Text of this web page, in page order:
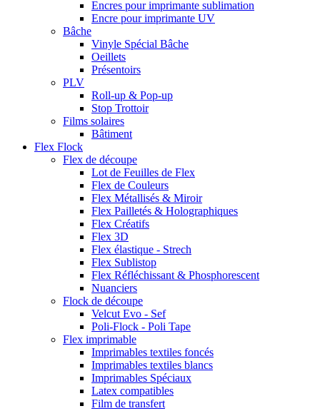
Encres pour imprimante sublimation
Encre pour imprimante UV
Bâche
Vinyle Spécial Bâche
Oeillets
Présentoirs
PLV
Roll-up & Pop-up
Stop Trottoir
Films solaires
Bâtiment
Flex Flock
Flex de découpe
Lot de Feuilles de Flex
Flex de Couleurs
Flex Métallisés & Miroir
Flex Pailletés & Holographiques
Flex Créatifs
Flex 3D
Flex élastique - Strech
Flex Sublistop
Flex Réfléchissant & Phosphorescent
Nuanciers
Flock de découpe
Velcut Evo - Sef
Poli-Flock - Poli Tape
Flex imprimable
Imprimables textiles foncés
Imprimables textiles blancs
Imprimables Spéciaux
Latex compatibles
Film de transfert